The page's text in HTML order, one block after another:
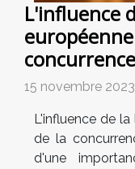
L'influence
15 novembre
L'influence de
de la
d'une